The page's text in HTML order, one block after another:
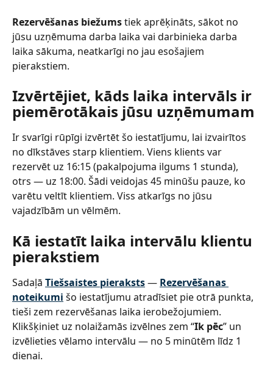
Rezervēšanas biežums tiek aprēķināts, sākot no
jūsu uzņēmuma darba laika vai darbinieka darba
laika sākuma, neatkarīgi no jau esošajiem
pierakstiem.
Izvērtējiet, kāds laika intervāls ir
piemērotākais jūsu uzņēmumam
Ir svarīgi rūpīgi izvērtēt šo iestatījumu, lai izvairītos
no dīkstāves starp klientiem. Viens klients var
rezervēt uz 16:15 (pakalpojuma ilgums 1 stunda),
otrs — uz 18:00. Šādi veidojas 45 minūšu pauze, ko
varētu veltīt klientiem. Viss atkarīgs no jūsu
vajadzībām un vēlmēm.
Kā iestatīt laika intervālu klientu
pierakstiem
Sadaļā Tiešsaistes pieraksts — Rezervēšanas
noteikumi šo iestatījumu atradīsiet pie otrā punkta,
tieši zem rezervēšanas laika ierobežojumiem.
Klikšķiniet uz nolaižamās izvēlnes zem “Ik pēc” un
izvēlieties vēlamo intervālu — no 5 minūtēm līdz 1
dienai.